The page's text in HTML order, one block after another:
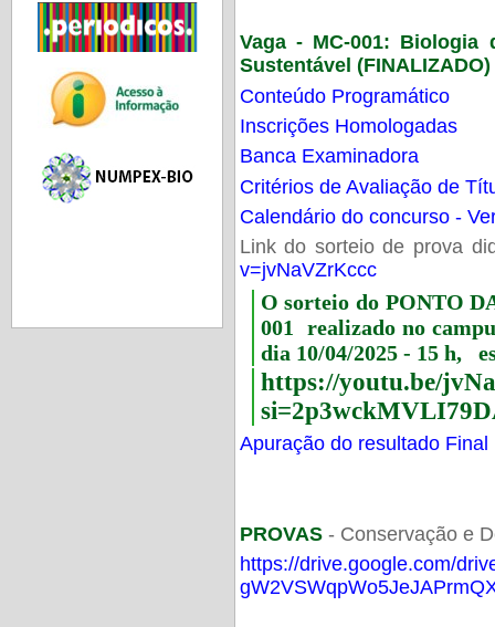
Vaga - MC-001: Biologia
Sustentável (FINALIZADO)
Conteúdo Programático
Inscrições Homologadas
Banca Examinadora
Critérios de Avaliação de
Calendário do concurso -
Link do sorteio de prova
v=jvNaVZrKccc
O sorteio do PONTO
001 realizado no
dia 10/04/2025 - 15 h,
https://youtu.be/
Apuração do resultado Final
PROVAS- Conservação e
https://drive.google.com/